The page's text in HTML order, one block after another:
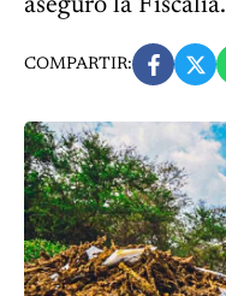
aseguró la Fiscalía.
COMPARTIR: